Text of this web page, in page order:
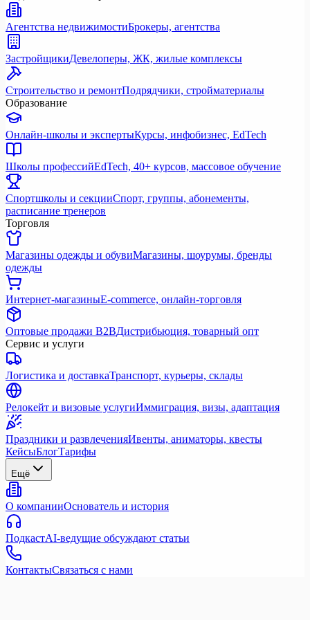
Агентства недвижимостиБрокеры, агентства
ЗастройщикиДевелоперы, ЖК, жилые комплексы
Строительство и ремонтПодрядчики, стройматериалы
Образование
Онлайн-школы и экспертыКурсы, инфобизнес, EdTech
Школы профессийEdTech, 40+ курсов, массовое обучение
Спортшколы и секцииСпорт, группы, абонементы,
расписание тренеров
Торговля
Магазины одежды и обувиМагазины, шоурумы, бренды
одежды
Интернет-магазиныE-commerce, онлайн-торговля
Оптовые продажи B2BДистрибьюция, товарный опт
Сервис и услуги
Логистика и доставкаТранспорт, курьеры, склады
Релокейт и визовые услугиИммиграция, визы, адаптация
Праздники и развлеченияИвенты, аниматоры, квесты
КейсыБлогТарифы
Ещё
О компанииОснователь и история
ПодкастAI-ведущие обсуждают статьи
КонтактыСвязаться с нами